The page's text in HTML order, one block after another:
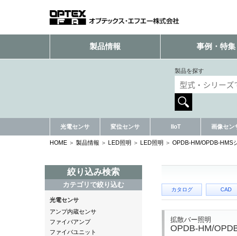
製品情報 事例・特集
製品を探す
光電センサ 変位センサ IIoT 画像セン
HOME 製品情報 LED照明 LED照明 OPDB-HM/OPDB-HMS
絞り込み検索
カテゴリで絞り込む
光電センサ
アンプ内蔵センサ
ファイバアンプ
ファイバユニット
カタログ CAD
拡散バー照明
OPDB-HM/